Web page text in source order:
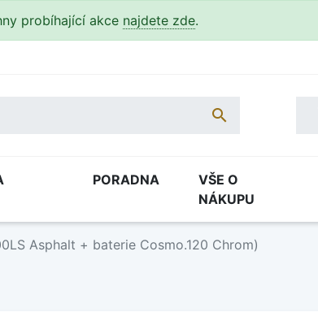
probíhající akce najdete zde.

PORADNA
VŠE O
NÁKUPU
Asphalt + baterie Cosmo.120 Chrom)